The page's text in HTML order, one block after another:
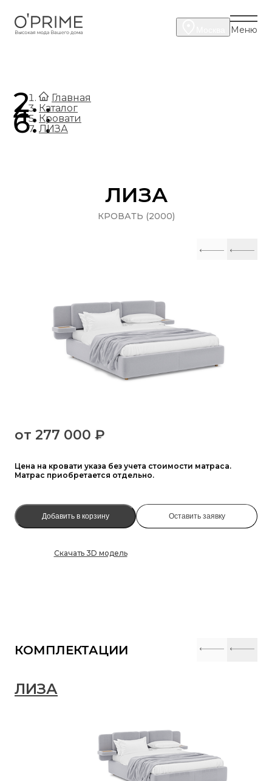
Меню
Главная
.
Каталог
.
Кровати
.
ЛИЗА
ЛИЗА
КРОВАТЬ (2000)
от 277 000 ₽
Цена на кровати указа без учета стоимости матраса.
Матрас приобретается отдельно.
Добавить в корзину Оставить заявку
Скачать 3D модель
КОМПЛЕКТАЦИИ
ЛИЗА